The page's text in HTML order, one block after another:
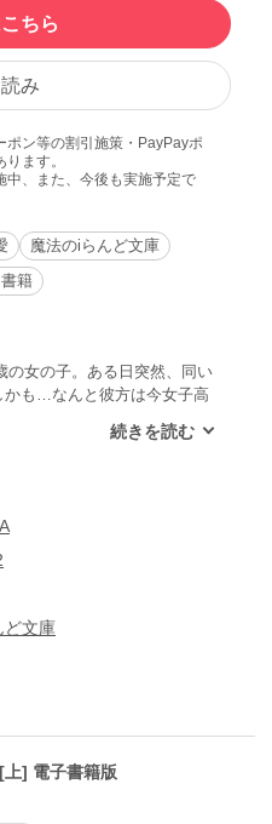
ちら
み
ポン等の割引施策・PayPayポ
ます。
中、また、今後も実施予定で
魔法のiらんど文庫
籍
の女の子。ある日突然、同い
かも…なんと彼方は今女子高
になったけど……。
ど文庫
] 電子書籍版